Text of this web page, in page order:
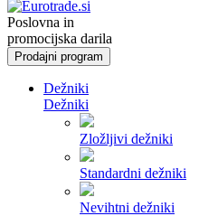
Poslovna in
promocijska darila
Prodajni program
Dežniki
Dežniki
Zložljivi dežniki
Standardni dežniki
Nevihtni dežniki